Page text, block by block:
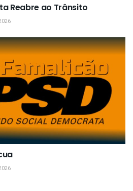
Reabre ao Trânsito